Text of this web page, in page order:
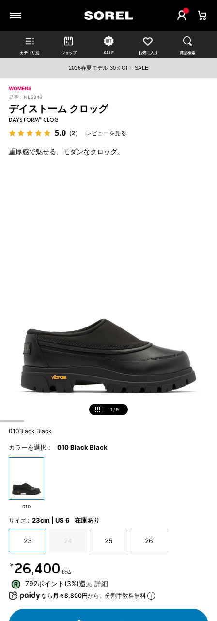
カテゴリ別 ショップ SALE お気に入り 商品検索
2026春夏モデル 30％OFF SALE
WOMENS
品番 : NL5346
デイストーム クロッグ
DAYSTORM™ CLOG
5.0（2） レビューを見る
重厚感で魅せる、モダンなクロッグ。
1 /9
010Black Black
カラーを選択 : 010 Black Black
010
サイズ : 23cm | US 6 在庫あり
23 24 25 26
￥26,400 税込
792ポイント(3%)還元 詳細
なら 月々8,800円から。分割手数料無料